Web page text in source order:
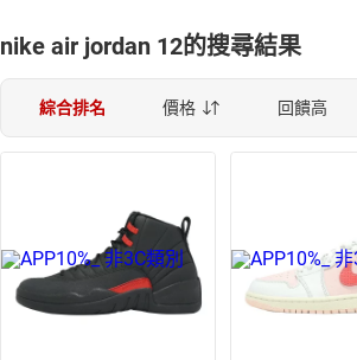
nike air jordan 12的搜尋結果
綜合排名 價格 回饋高